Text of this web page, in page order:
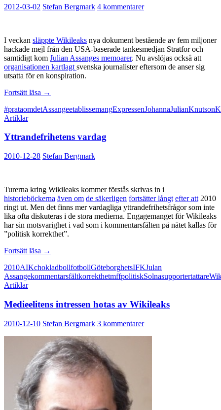
2012-03-02 Stefan Bergmark 4 kommentarer
I veckan släppte Wikileaks nya dokument bestående av fem miljoner
hackade mejl från den USA-baserade tankesmedjan Stratfor och
samtidigt kom Julian Assanges memoarer. Nu avslöjas också att
organisationen kartlagt svenska journalister eftersom de anser sig
utsatta för en konspiration.
Fortsätt läsa Wikileaks
på
→
#prataomdetAssangeetablissemangExpressenJohannaJulianKnutson
Artiklar
Yttrandefrihetens vardag
2010-12-28 Stefan Bergmark
Turerna kring Wikileaks kommer förstås skrivas in i
historieböckerna även om de säkerligen fortsätter långt efter att 2010
ringt ut. Men det finns mer vardagliga yttrandefrihetsfrågor som inte
lika ofta diskuteras i de stora medierna. Engagemanget för Wikileaks
har sin motsvarighet i vad som i kommentarsfälten på nätet kallas för
”politisk korrekthet”.
Fortsätt läsa Yttrandefrihetens
→
2010AIKchokladbollfotbollGöteborghetsIFKJulan
AssangekommentarsfältkorrekthetmffpolitiskSolnasupportertattare
Artiklar
Medieelitens intressen hotas av Wikileaks
2010-12-10 Stefan Bergmark 3 kommentarer